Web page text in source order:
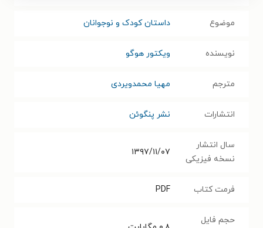
موضوع داستان کودک و نوجوانان
نویسنده ویکتور هوگو
مترجم مهیا محمدویردی
انتشارات نشر پنگوئن
سال انتشار
نسخه فیزیکی
۱۳۹۷/۱۱/۰۷
فرمت کتاب PDF
حجم فایل